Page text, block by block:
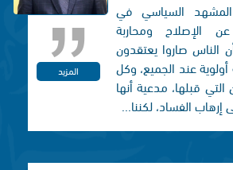
السياسي في
الإصلاح ومحاربة
الناس صاروا يعتقدون
عند الجميع، وكل
قبلها، مدعية أنها
الفساد، لكننا...
المزيد